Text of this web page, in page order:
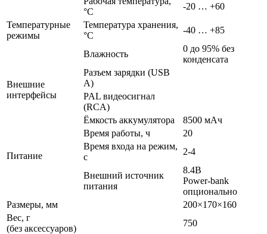
Температурные
режимы
°C
-20 … +60
Температура хранения,
°C
-40 … +85
Влажность
0 до 95% без
конденсата
Внешние
интерфейсы
Разъем зарядки (USB
A)
PAL видеосигнал
(RCA)
Питание
Ёмкость аккумулятора
8500 мАч
Время работы, ч
20
Время входа на режим,
с
2-4
Внешний источник
питания
8.4В
Power-bank
опционально
Размеры, мм
200×170×160
Вес, г
(без аксессуаров)
750